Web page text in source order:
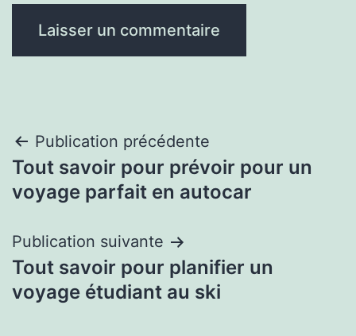
Navigation
de
Publication précédente
Tout savoir pour prévoir pour un
voyage parfait en autocar
Publication suivante
Tout savoir pour planifier un
voyage étudiant au ski